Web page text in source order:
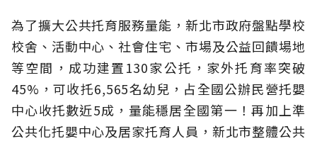
為了擴大公共托育服務量能，新北市政府盤點學校
校舍、活動中心、社會住宅、市場及公益回饋場地
等空間，成功建置130家公托，家外托育率突破
45%，可收托6,565名幼兒，占全國公辦民營托嬰
中心收托數近5成，量能穩居全國第一！再加上準
公共化托嬰中心及居家托育人員，新北市整體公共